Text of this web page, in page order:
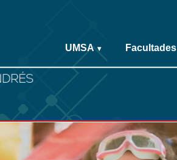
UMSA ▾ Facultades